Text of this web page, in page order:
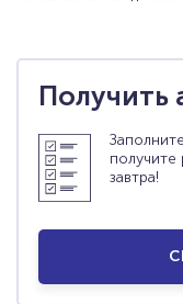
Получить
завтра!
СКАЧАТЬ АНКЕТУ